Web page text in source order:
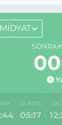
MİDYAT
GÜNEŞ
05:17